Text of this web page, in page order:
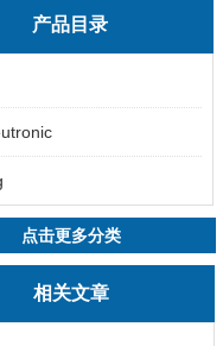
产品目录
点击更多分类
相关文章